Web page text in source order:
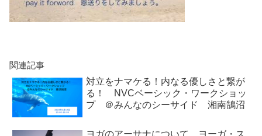
関連記事
対立をナマケる！内なる優しさと繋が
る！ NVCベーシック・ワークショッ
プ ＠みんなのシーサイド 湘南鵠沼
ヨガのアーサナについて ヨーガ・ス